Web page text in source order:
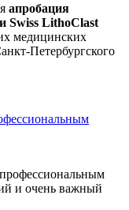
апробация
Swiss LithoClast
медицинских
Петербургского
и очень важный